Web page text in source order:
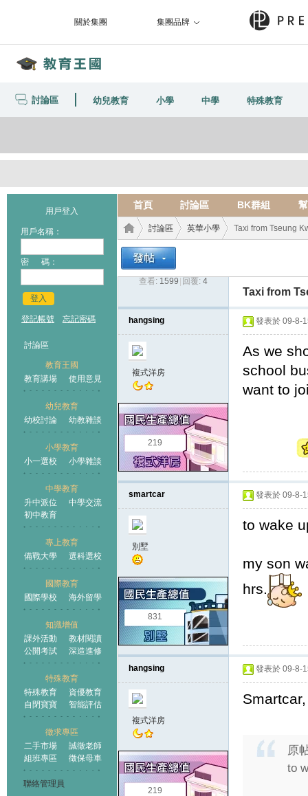
關於集團 集團品牌
討論區 幼兒教育 小學 中學 特殊教育
用戶登入
用戶名稱：
密 碼：
登入
登記帳號 忘記密碼
討論區
教育王國
教育講場
使用意見
幼兒教育
幼校討論
幼教雜談
小學教育
小一選校
小學雜談
中學教育
升中派位
中學交流
初中教育
專上教育
備戰大學
選科選校
國際教育
國際學校
海外留學
知識增值
課外活動
教材閱讀
公開考試
深造進修
特殊教育
特殊教育
資優教育
自閉寶寶
智能評估
徵求專區
二手市場
誠徵老師
組班專區
徵保母車
聯絡管理員
首頁 討論區 BK群組
王國
討論區
›
英華小學 Taxi from Tseung
查看: 1599 回覆: 4
Taxi from
hangsing
複式洋房
219
發表於 09-8-
As we
school
want to
smartcar
別墅
831
發表於 09-8-
to wake
my son
hrs.
hangsing
複式洋房
219
發表於 09-8-
原
to